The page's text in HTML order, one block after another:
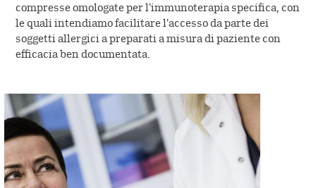
compresse omologate per l'immunoterapia specifica, con
le quali intendiamo facilitare l'accesso da parte dei
soggetti allergici a preparati a misura di paziente con
efficacia ben documentata.